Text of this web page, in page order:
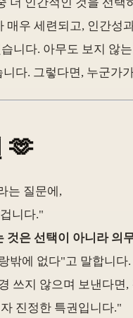
우 세련되고, 인간성
니다. 아무도 보지 않
다. 그렇다면, 누군가
🫶
는 질문에,
니다."
것은 선택이 아니라 의
밖에 없다"고 말합니다.
쓰지 않으며 보낸다
진정한 특권입니다."